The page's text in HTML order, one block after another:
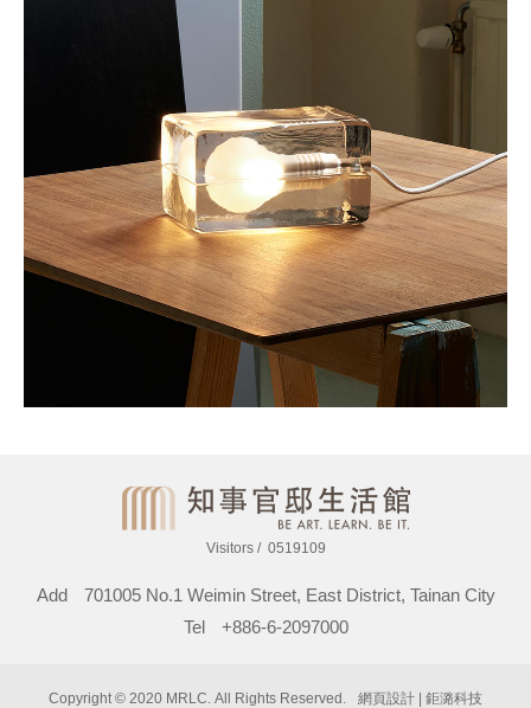
Visitors 0519109
Add
701005 No.1 Weimin Street, East District, Tainan City
Tel
+886-6-2097000
Copyright © 2020 MRLC. All Rights Reserved. 網頁設計 | 鉅潞科技